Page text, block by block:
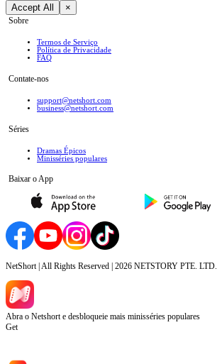
Accept All ×
Sobre
Termos de Serviço
Política de Privacidade
FAQ
Contate-nos
support@netshort.com
business@netshort.com
Séries
Dramas Épicos
Minisséries populares
Baixar o App
NetShort | All Rights Reserved | 2026 NETSTORY PTE. LTD.
Abra o Netshort e desbloqueie mais minisséries populares
Get